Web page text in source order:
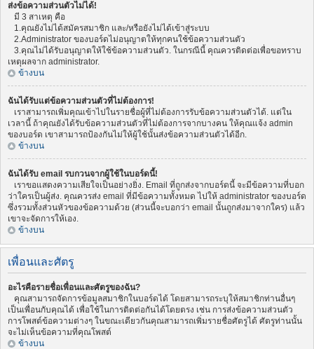
ส่งข้อความส่วนตัวไม่ได้!
มี 3 สาเหตุ คือ
1.คุณยังไม่ได้สมัครสมาชิก และ/หรือยังไม่ได้เข้าสู่ระบบ
2.Administrator ของบอร์ดไม่อนุญาตให้ทุกคนใช้ข้อความส่วนตัว
3.คุณไม่ได้รับอนุญาตให้ใช้ข้อความส่วนตัว. ในกรณีนี้ คุณควรติดต่อเพื่อขอทราบ
เหตุผลจาก administrator.
ข้างบน
ฉันได้รับแต่ข้อความส่วนตัวที่ไม่ต้องการ!
เราสามารถเพิ่มคุณเข้าไปในรายชื่อผู้ที่ไม่ต้องการรับข้อความส่วนตัวได้. แต่ใน
เวลานี้ ถ้าคุณยังได้รับข้อความส่วนตัวที่ไม่ต้องการจากบางคน ให้คุณแจ้ง admin
ของบอร์ด เขาสามารถป้องกันไม่ให้ผู้ใช้นั้นส่งข้อความส่วนตัวได้อีก.
ข้างบน
ฉันได้รับ email รบกวนจากผู้ใช้ในบอร์ดนี้!
เราขอแสดงความเสียใจเป็นอย่างยิ่ง. Email ที่ถูกส่งจากบอร์ดนี้ จะมีข้อความที่บอก
ว่าใครเป็นผู้ส่ง. คุณควรส่ง email ที่มีข้อความทั้งหมด ไปให้ administrator ของบอร์ด
ซึ่งรวมทั้งส่วนหัวของข้อความด้วย (ส่วนนี้จะบอกว่า email นั้นถูกส่งมาจากใคร) แล้ว
เขาจะจัดการให้เอง.
ข้างบน
เพื่อนและศัตรู
อะไรคือรายชื่อเพื่อนและศัตรูของฉัน?
คุณสามารถจัดการข้อมูลสมาชิกในบอร์ดได้ โดยสามารถระบุให้สมาชิกท่านอื่นๆ
เป็นเพื่อนกับคุณได้ เพื่อใช้ในการติดต่อกันได้โดยตรง เช่น การส่งข้อความส่วนตัว
การโพสต์ข้อความต่างๆ ในขณะเดียวกันคุณสามารถเพิ่มรายชื่อศัตรูได้ ศัตรูท่านนั้น
จะไม่เห็นข้อความที่คุณโพสต์
ข้างบน